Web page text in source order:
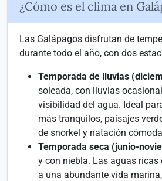
¿Cómo es el clima en
Las Galápagos disfrutan de
durante todo el año, con dos
Temporada de lluvias
soleada, con lluvias
visibilidad del agua. Ideal
más tranquilos, paisajes
de snorkel y natación
Temporada seca (junio-
y con niebla. Las aguas ricas
a una abundante vida